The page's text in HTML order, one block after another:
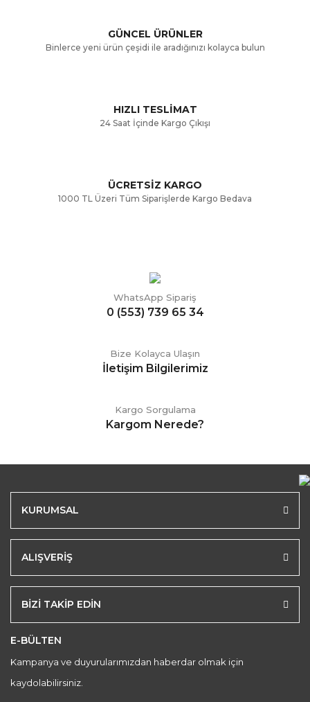
Ürün bilgilerinde hatalar bulunuyor.
Gönder
GÜNCEL ÜRÜNLER
Binlerce yeni ürün çeşidi ile aradığınızı kolayca bulun
HIZLI TESLİMAT
24 Saat İçinde Kargo Çıkışı
ÜCRETSİZ KARGO
1000 TL Üzeri Tüm Siparişlerde Kargo Bedava
WhatsApp Sipariş
0 (553) 739 65 34
Bize Kolayca Ulaşın
İletişim Bilgilerimiz
Kargo Sorgulama
Kargom Nerede?
KURUMSAL
ALIŞVERİŞ
BİZİ TAKİP EDİN
E-BÜLTEN
Kampanya ve duyurularımızdan haberdar olmak için
kaydolabilirsiniz.